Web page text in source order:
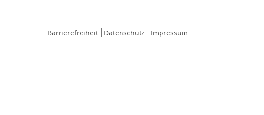
Barrierefreiheit Datenschutz Impressum